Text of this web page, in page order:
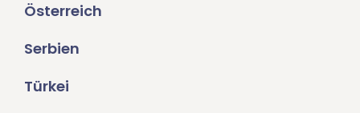
Österreich
Serbien
Türkei